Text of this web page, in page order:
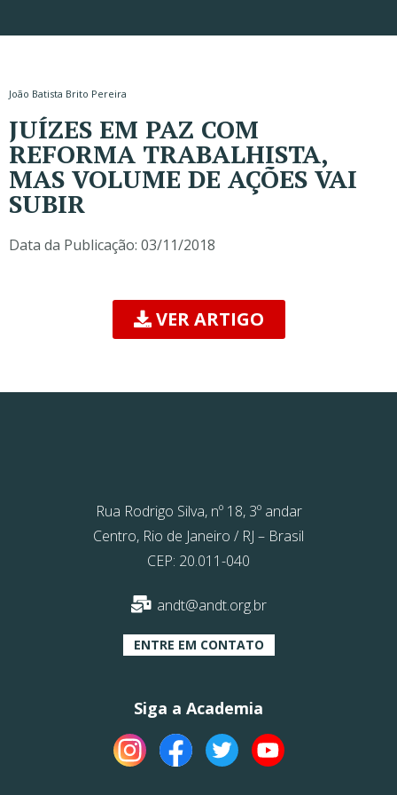
João Batista Brito Pereira
JUÍZES EM PAZ COM
REFORMA TRABALHISTA,
MAS VOLUME DE AÇÕES VAI
SUBIR
Data da Publicação: 03/11/2018
VER ARTIGO
Rua Rodrigo Silva, nº 18, 3º andar
Centro, Rio de Janeiro / RJ – Brasil
CEP: 20.011-040
andt@andt.org.br
ENTRE EM CONTATO
Siga a Academia